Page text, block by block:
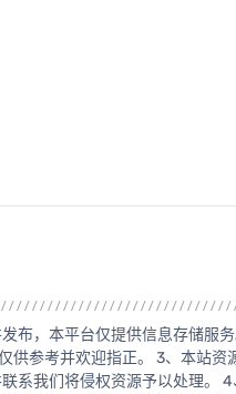
布，本平台仅提供信息存储服
供参考并欢迎指正。 3、本站资
系我们将侵权资源予以处理。